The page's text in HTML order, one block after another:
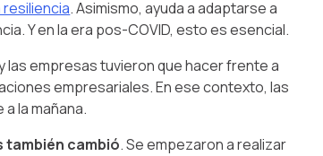
. Asimismo, ayuda a adaptarse a
Y en la era pos-COVID, esto es esencial.
las empresas tuvieron que hacer frente a
empresariales. En ese contexto, las
la mañana.
cambió. Se empezaron a realizar